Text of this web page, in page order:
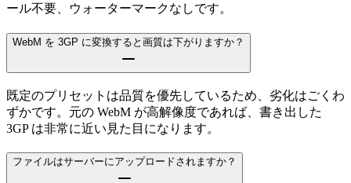
ール不要、ウォーターマークなしです。
WebM を 3GP に変換すると画質は下がりますか？
既定のプリセットは品質を優先しているため、劣化はごくわ
ずかです。元の WebM が高解像度であれば、書き出した
3GP は非常に近い見た目になります。
ファイルはサーバーにアップロードされますか？